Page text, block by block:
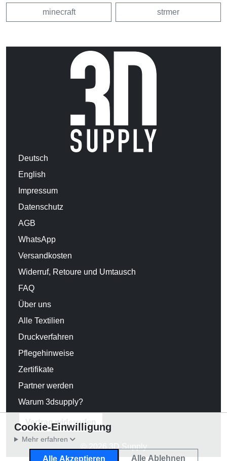
minecraft strmer
Deutsch
English
Impressum
Datenschutz
AGB
WhatsApp
Versandkosten
Widerruf, Retoure und Umtausch
FAQ
Über uns
Alle Textilien
Druckverfahren
Pflegehinweise
Zertifikate
Partner werden
Warum 3dsupply?
Vertrag widerrufen
© 2026 3D Supply
Cookie-Einwilligung
Mehr erfahren
Alle Akzeptieren Alle Ablehnen